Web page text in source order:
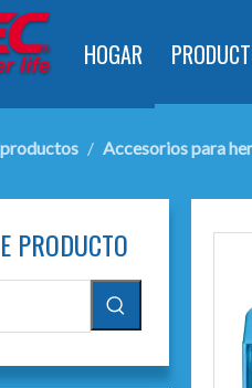
HOGAR
/ Accesorios para
PRODUCTO